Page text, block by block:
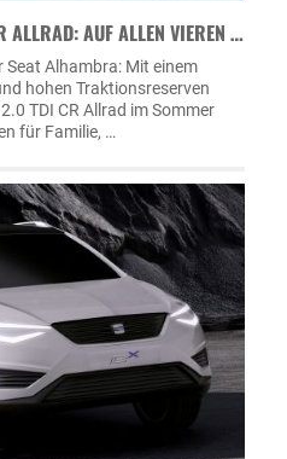
AUF ALLEN VIEREN …
Seat Alhambra: Mit einem
hohen Traktionsreserven
TDI CR Allrad im Sommer
für Familie, …